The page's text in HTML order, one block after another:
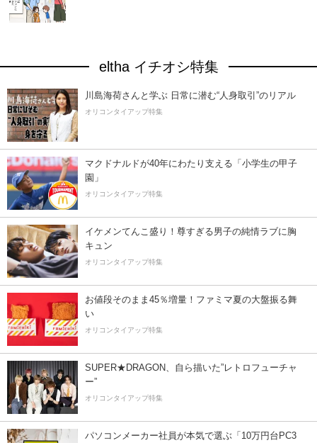
eltha イチオシ特集
川島海荷さんと学ぶ 日常に潜む“人身取引”のリアル
オリコンタイアップ特集
マクドナルドが40年にわたり支える「小学生の甲子
園」
オリコンタイアップ特集
イケメンてんこ盛り！尊すぎる男子の純情ラブに胸
キュン
オリコンタイアップ特集
お値段そのまま45％増量！ファミマ夏の大盤振る舞
い
オリコンタイアップ特集
SUPER★DRAGON、自ら描いた”レトロフューチャ
ー”
オリコンタイアップ特集
パソコンメーカー社員が本気で選ぶ「10万円台PC3